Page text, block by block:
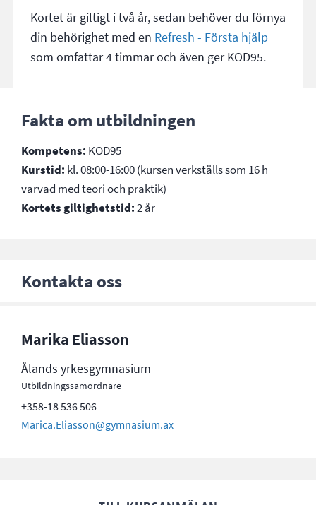
Kortet är giltigt i två år, sedan behöver du förnya
din behörighet med en Refresh - Första hjälp
som omfattar 4 timmar och även ger KOD95.
Fakta om utbildningen
Kompetens: KOD95
Kurstid: kl. 08:00-16:00 (kursen verkställs som 16 h
varvad med teori och praktik)
Kortets giltighetstid:2 år
Kontakta oss
Marika Eliasson
Ålands yrkesgymnasium
Utbildningssamordnare
+358-18 536 506
Marica.Eliasson@gymnasium.ax